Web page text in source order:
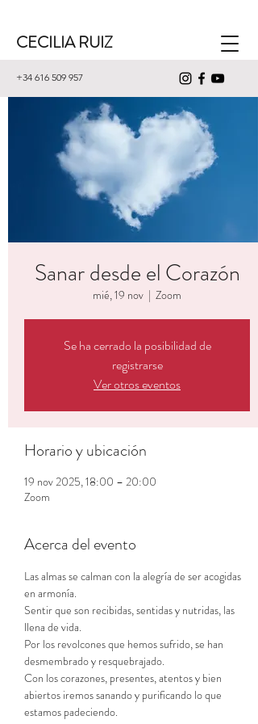
CECILIA RUIZ
+34 616 509 957
Sanar desde el Corazón
mié, 19 nov
  |
Zoom
Se ha cerrado la posibilidad de
registrarse
Ver otros eventos
Horario y ubicación
19 nov 2025, 18:00 – 20:00
Zoom
Acerca del evento
Las almas se calman con la alegría de ser acogidas
en armonía.
Sentir que son recibidas, sentidas y nutridas, las
llena de vida.
Por los revolcones que hemos sufrido, se han
desmembrado y resquebrajado.
Con los corazones, presentes, atentos y bien
abiertos iremos sanando y purificando lo que
estamos padeciendo.